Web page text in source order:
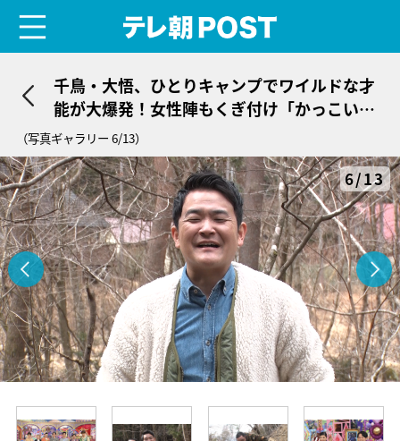
千鳥・大悟、ひとりキャンプでワイルドな才
能が大爆発！女性陣もくぎ付け「かっこい
い！」
（写真ギャラリー 6/13）
6/13